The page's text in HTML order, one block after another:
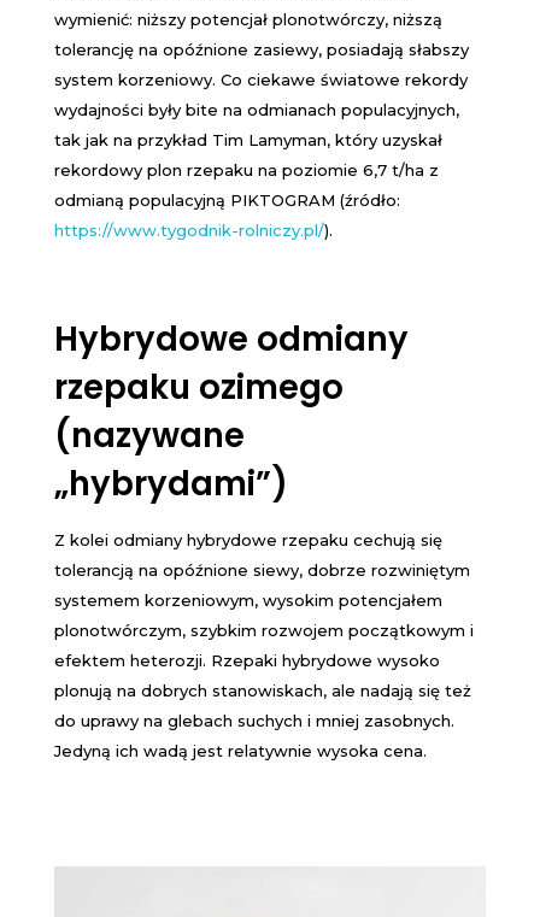
wymienić: niższy potencjał plonotwórczy, niższą
tolerancję na opóźnione zasiewy, posiadają słabszy
system korzeniowy. Co ciekawe światowe rekordy
wydajności były bite na odmianach populacyjnych,
tak jak na przykład Tim Lamyman, który uzyskał
rekordowy plon rzepaku na poziomie 6,7 t/ha z
odmianą populacyjną PIKTOGRAM (źródło:
https://www.tygodnik-rolniczy.pl/).
Hybrydowe odmiany
rzepaku ozimego
(nazywane
„hybrydami”)
Z kolei odmiany hybrydowe rzepaku cechują się
tolerancją na opóźnione siewy, dobrze rozwiniętym
systemem korzeniowym, wysokim potencjałem
plonotwórczym, szybkim rozwojem początkowym i
efektem heterozji. Rzepaki hybrydowe wysoko
plonują na dobrych stanowiskach, ale nadają się też
do uprawy na glebach suchych i mniej zasobnych.
Jedyną ich wadą jest relatywnie wysoka cena.